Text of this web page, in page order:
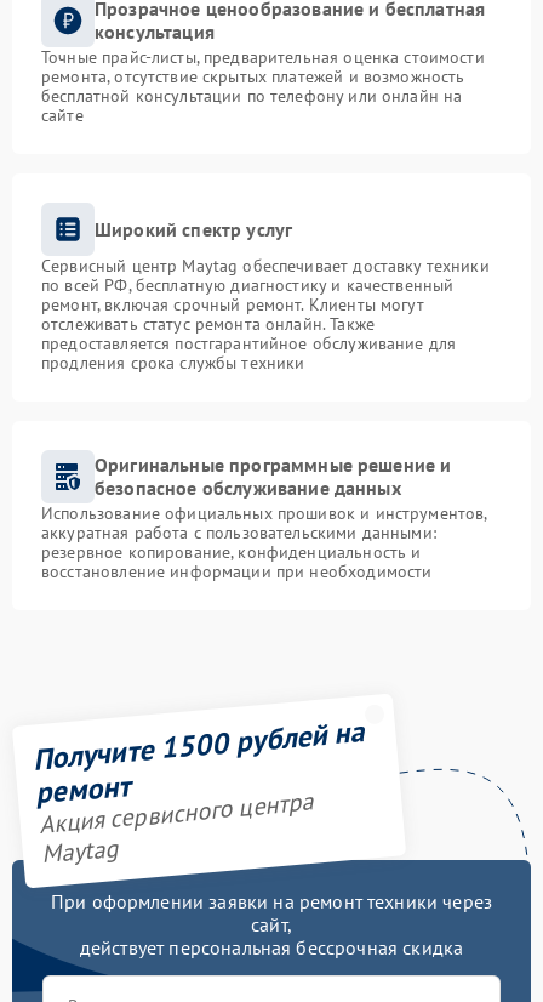
Прозрачное ценообразование и бесплатная
консультация
Точные прайс-листы, предварительная оценка стоимости
ремонта, отсутствие скрытых платежей и возможность
бесплатной консультации по телефону или онлайн на
сайте
Широкий спектр услуг
Сервисный центр Maytag обеспечивает доставку техники
по всей РФ, бесплатную диагностику и качественный
ремонт, включая срочный ремонт. Клиенты могут
отслеживать статус ремонта онлайн. Также
предоставляется постгарантийное обслуживание для
продления срока службы техники
Оригинальные программные решение и
безопасное обслуживание данных
Использование официальных прошивок и инструментов,
аккуратная работа с пользовательскими данными:
резервное копирование, конфиденциальность и
восстановление информации при необходимости
Получите 1500 рублей на
ремонт
Акция сервисного центра
Maytag
При оформлении заявки на ремонт техники через
сайт,
действует персональная бессрочная скидка